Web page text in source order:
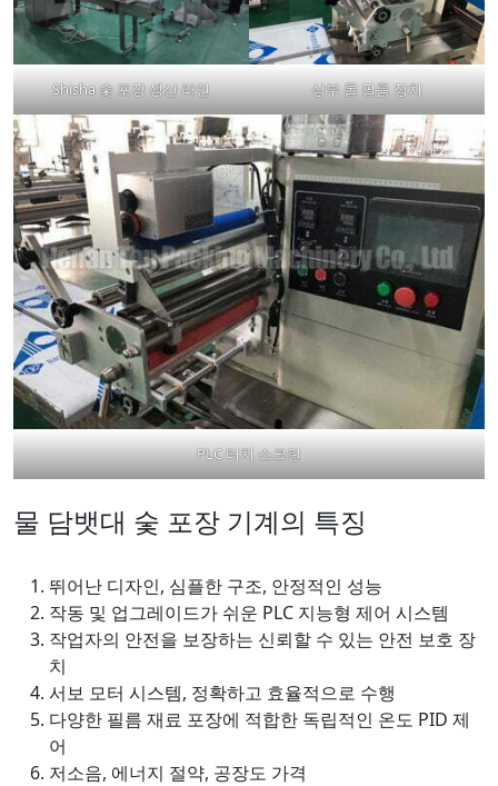
Shisha 숯 포장 생산 라인 상부 롤 필름 장치
PLC 터치 스크린
물 담뱃대 숯 포장 기계의 특징
뛰어난 디자인, 심플한 구조, 안정적인 성능
작동 및 업그레이드가 쉬운 PLC 지능형 제어 시스템
작업자의 안전을 보장하는 신뢰할 수 있는 안전 보호 장
치
서보 모터 시스템, 정확하고 효율적으로 수행
다양한 필름 재료 포장에 적합한 독립적인 온도 PID 제
어
저소음, 에너지 절약, 공장도 가격